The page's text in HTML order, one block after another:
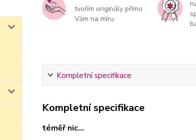
tvořím originály přímo
Vám na míru
Kompletní specifikace
Kompletní specifikace
téměř nic...